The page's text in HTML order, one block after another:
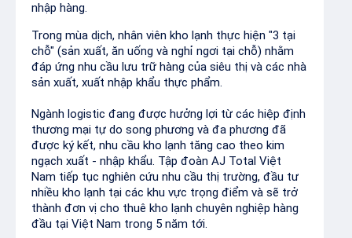
nhập hàng.
Trong mùa dịch, nhân viên kho lạnh thực hiện "3 tại
chỗ" (sản xuất, ăn uống và nghỉ ngơi tại chỗ) nhằm
đáp ứng nhu cầu lưu trữ hàng của siêu thị và các nhà
sản xuất, xuất nhập khẩu thực phẩm.
Ngành logistic đang được hưởng lợi từ các hiệp định
thương mại tự do song phương và đa phương đã
được ký kết, nhu cầu kho lạnh tăng cao theo kim
ngạch xuất - nhập khẩu. Tập đoàn AJ Total Việt
Nam tiếp tục nghiên cứu nhu cầu thị trường, đầu tư
nhiều kho lạnh tại các khu vực trọng điểm và sẽ trở
thành đơn vị cho thuê kho lạnh chuyên nghiệp hàng
đầu tại Việt Nam trong 5 năm tới.